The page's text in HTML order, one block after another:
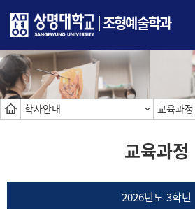
조형예술학과
학사안내 교육과정
교육과정
2026년도 3학년